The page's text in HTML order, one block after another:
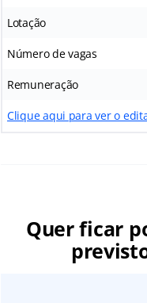
Lotação
Número de vagas
Remuneração
Clique aqui para ver o
Quer ficar